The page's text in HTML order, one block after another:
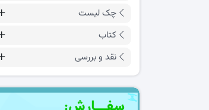
چک لیست
کتاب
نقد و بررسی